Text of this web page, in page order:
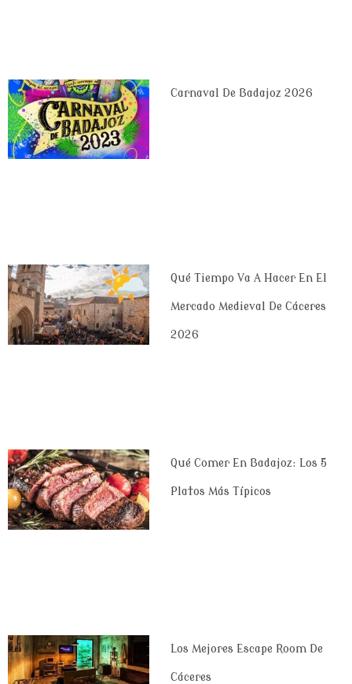
Carnaval De Badajoz 2026
Qué Tiempo Va A Hacer En El
Mercado Medieval De Cáceres
2026
Qué Comer En Badajoz: Los 5
Platos Más Típicos
Los Mejores Escape Room De
Cáceres